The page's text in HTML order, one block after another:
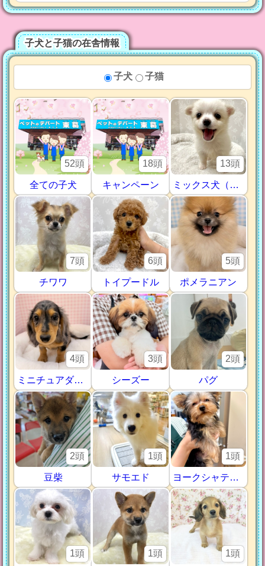
子犬と子猫の在舎情報
子犬 子猫
52頭
全ての子犬
18頭
キャンペーン
13頭
ミックス犬（ハーフ犬）
7頭
チワワ
6頭
トイプードル
5頭
ポメラニアン
4頭
ミニチュアダックス
3頭
シーズー
2頭
パグ
2頭
豆柴
1頭
サモエド
1頭
ヨークシャテリア
1頭 1頭 1頭